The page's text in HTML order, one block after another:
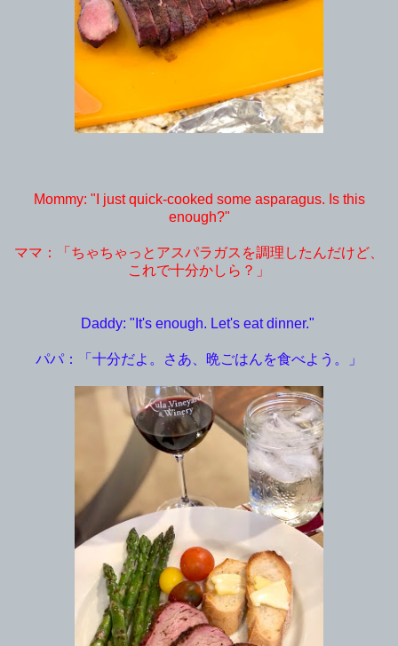
Mommy: "I just quick-cooked some asparagus. Is this
enough?"
ママ：「ちゃちゃっとアスパラガスを調理したんだけど、
これで十分かしら？」
Daddy: "It's enough. Let's eat dinner."
パパ：「十分だよ。さあ、晩ごはんを食べよう。」